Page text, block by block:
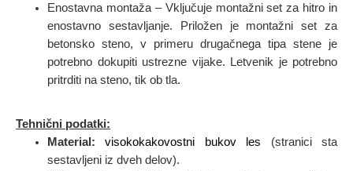
Enostavna montaža – Vključuje montažni set za hitro in
enostavno sestavljanje. Priložen je montažni set za
betonsko steno, v primeru drugačnega tipa stene je
potrebno dokupiti ustrezne vijake. Letvenik je potrebno
pritrditi na steno, tik ob tla.
Tehnični podatki:
Material:
visokokakovostni bukov les
(stranici sta
sestavljeni iz dveh delov).